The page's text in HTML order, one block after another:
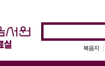
복음지 |